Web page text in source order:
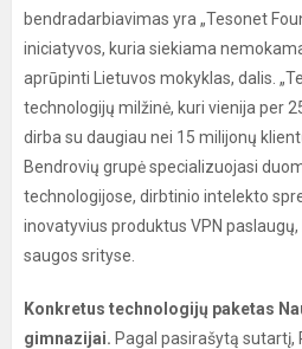
bendradarbiavimas yra „Tesonet
iniciatyvos, kuria siekiama
aprūpinti Lietuvos mokyklas, dalis.
technologijų milžinė, kuri vienija per
dirba su daugiau nei 15 milijonų
Bendrovių grupė specializuojasi
technologijose, dirbtinio intelekto
inovatyvius produktus VPN
saugos srityse.
Konkretus technologijų paketas
gimnazijai. Pagal pasirašytą sutartį,